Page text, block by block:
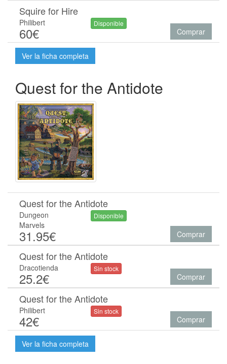
Squire for Hire
Philibert
60€
Disponible
Comprar
Ver la ficha completa
Quest for the Antidote
Quest for the Antidote
Dungeon
Marvels
31.95€
Disponible
Comprar
Quest for the Antidote
Dracotienda
25.2€
Sin stock
Comprar
Quest for the Antidote
Philibert
42€
Sin stock
Comprar
Ver la ficha completa